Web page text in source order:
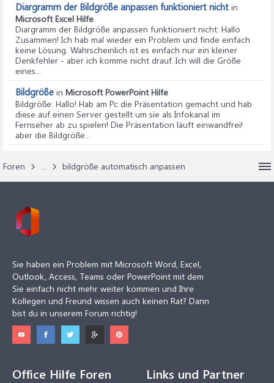
Diargramm der Bildgröße anpassen funktioniert nicht in
Microsoft Excel Hilfe
Diargramm der Bildgröße anpassen funktioniert nicht: Hallo
Zusammen! Ich hab mal wieder ein Problem und finde einfach
keine Lösung. Wahrscheinlich ist es einfach nur ein kleiner
Denkfehler - aber ich komme nicht drauf. Ich will die Größe
eines...
Bildgröße in Microsoft PowerPoint Hilfe
Bildgröße: Hallo! Hab am Pc die Präsentation gemacht und hab
diese auf einen Server gestellt um sie als Infokanal im
Fernseher ab zu spielen! Die Präsentation läuft einwandfrei!
aber die Bildgröße...
Foren ... bildgröße automatisch anpassen
Sie haben ein Problem mit Microsoft Word, Excel,
Outlook, Access, Teams oder PowerPoint mit dem
Sie einfach nicht mehr weiter kommen und Ihre
Kollegen und Freund wissen auch keinen Rat? Dann
bist du in unserem Forum richtig!
Office Hilfe Foren Links und Partner